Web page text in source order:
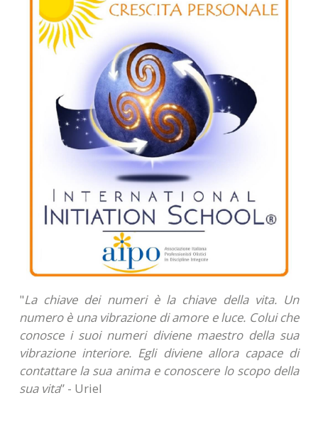
"La chiave dei numeri è la chiave della vita. Un
numero è una vibrazione di amore e luce. Colui che
conosce i suoi numeri diviene maestro della sua
vibrazione interiore. Egli diviene allora capace di
contattare la sua anima e conoscere lo scopo della
sua vita” - Uriel